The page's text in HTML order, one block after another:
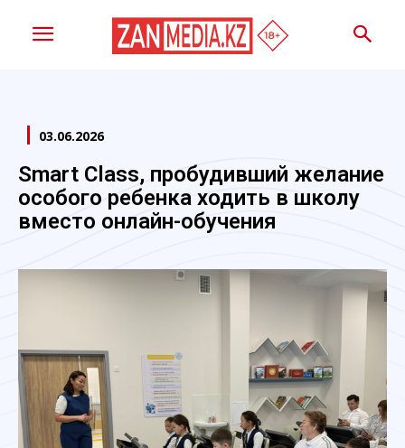
03.06.2026
Smart Class, пробудивший желание
особого ребенка ходить в школу
вместо онлайн-обучения